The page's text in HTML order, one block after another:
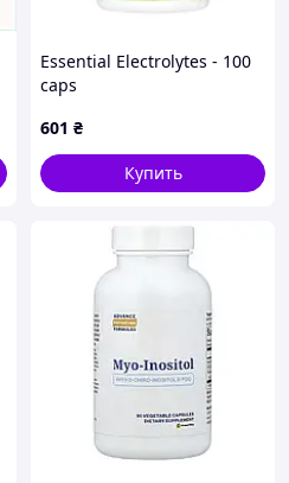
Essential Electrolytes - 100
caps
601 ₴
Купить